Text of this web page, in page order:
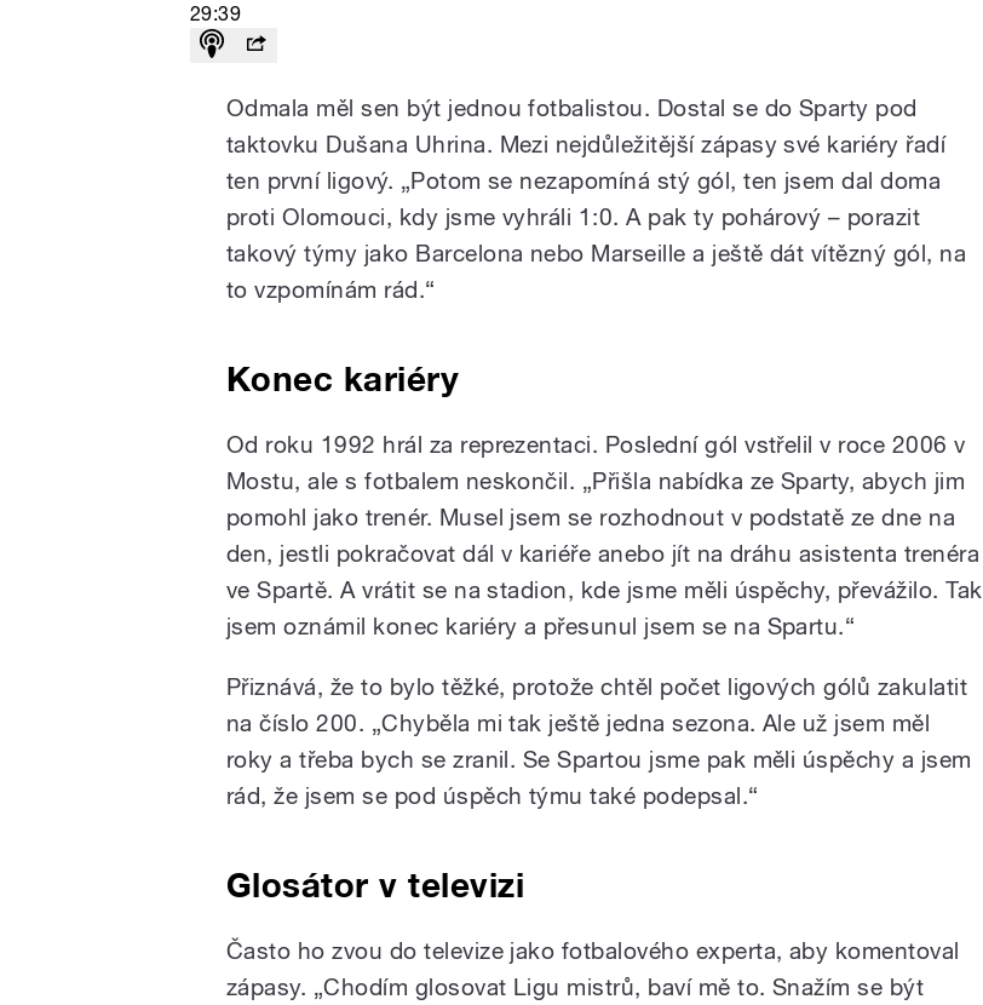
29:39
Odmala měl sen být jednou fotbalistou. Dostal se do Sparty pod
taktovku Dušana Uhrina. Mezi nejdůležitější zápasy své kariéry řadí
ten první ligový. „Potom se nezapomíná stý gól, ten jsem dal doma
proti Olomouci, kdy jsme vyhráli 1:0. A pak ty pohárový – porazit
takový týmy jako Barcelona nebo Marseille a ještě dát vítězný gól, na
to vzpomínám rád.“
Konec kariéry
Od roku 1992 hrál za reprezentaci. Poslední gól vstřelil v roce 2006 v
Mostu, ale s fotbalem neskončil. „Přišla nabídka ze Sparty, abych jim
pomohl jako trenér. Musel jsem se rozhodnout v podstatě ze dne na
den, jestli pokračovat dál v kariéře anebo jít na dráhu asistenta trenéra
ve Spartě. A vrátit se na stadion, kde jsme měli úspěchy, převážilo. Tak
jsem oznámil konec kariéry a přesunul jsem se na Spartu.“
Přiznává, že to bylo těžké, protože chtěl počet ligových gólů zakulatit
na číslo 200. „Chyběla mi tak ještě jedna sezona. Ale už jsem měl
roky a třeba bych se zranil. Se Spartou jsme pak měli úspěchy a jsem
rád, že jsem se pod úspěch týmu také podepsal.“
Glosátor v televizi
Často ho zvou do televize jako fotbalového experta, aby komentoval
zápasy. „Chodím glosovat Ligu mistrů, baví mě to. Snažím se být